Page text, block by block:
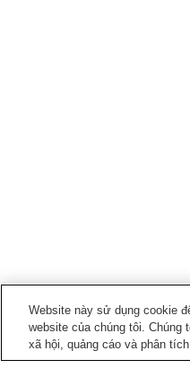
Ga xe lửa tại
Website này sử dụng cookie
website của chúng tôi.
xã hội, quảng cáo và phân